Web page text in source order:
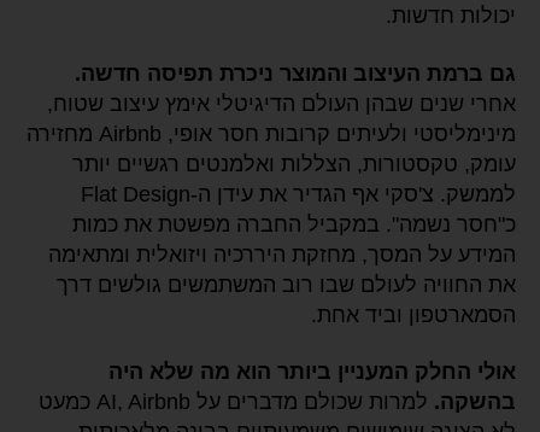
יכולות חדשות.
גם ברמת העיצוב והמוצר ניכרת תפיסה חדשה.
אחרי שנים שבהן העולם הדיגיטלי אימץ עיצוב שטוח,
מינימליסטי ולעיתים קרובות חסר אופי, Airbnb מחזירה
עומק, טקסטורות, הצללות ואלמנטים רגשיים יותר
לממשק. צ'סקי אף הגדיר את עידן ה-Flat Design
כ"חסר נשמה". במקביל החברה מפשטת את כמות
המידע על המסך, מחזקת היררכיה ויזואלית ומתאימה
את החוויה לעולם שבו רוב המשתמשים גולשים דרך
הסמארטפון וביד אחת.
אולי החלק המעניין ביותר הוא מה שלא היה
בהשקה.
למרות שכולם מדברים על AI, Airbnb כמעט